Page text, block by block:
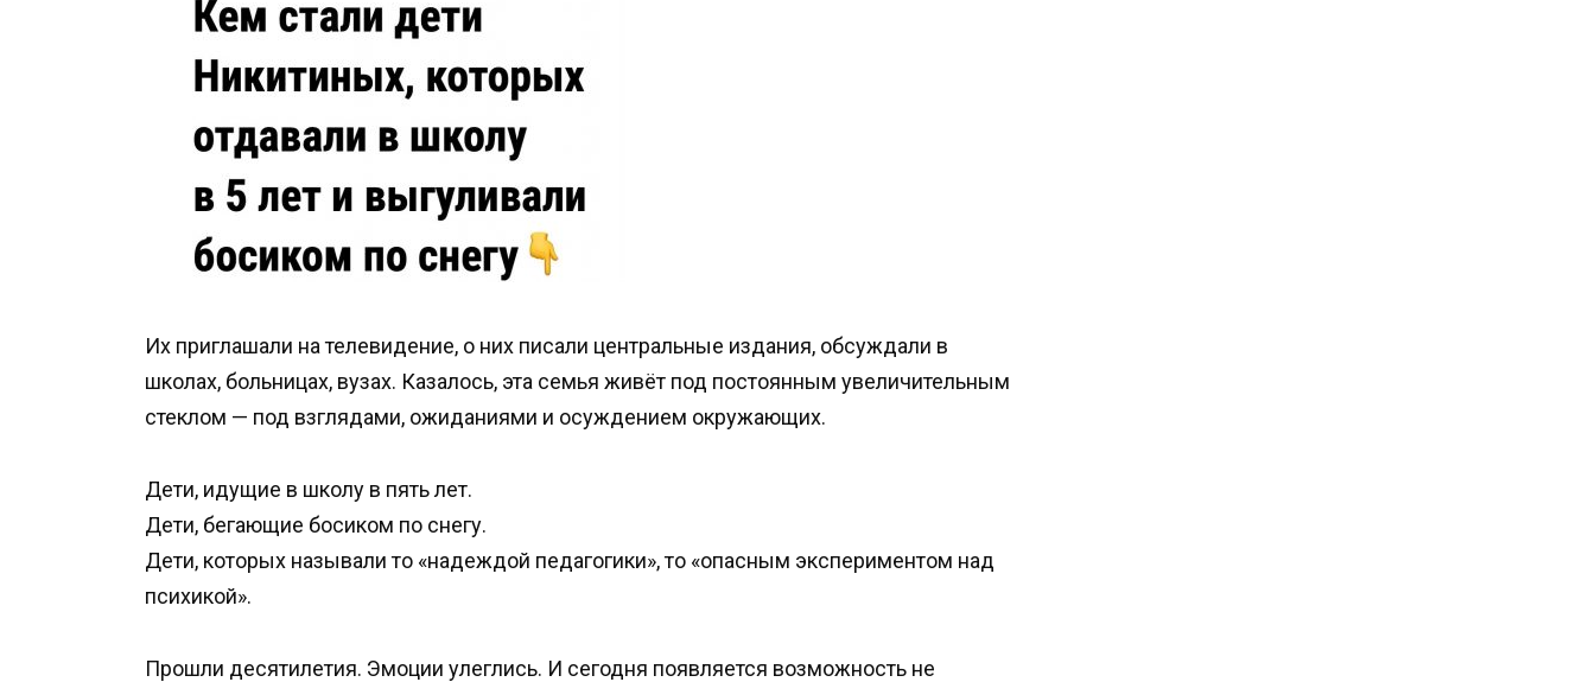
Их приглашали на телевидение, о них писали центральные издания, обсуждали в
школах, больницах, вузах. Казалось, эта семья живёт под постоянным увеличительным
стеклом — под взглядами, ожиданиями и осуждением окружающих.
Дети, идущие в школу в пять лет.
Дети, бегающие босиком по снегу.
Дети, которых называли то «надеждой педагогики», то «опасным экспериментом над
психикой».
Прошли десятилетия. Эмоции улеглись. И сегодня появляется возможность не